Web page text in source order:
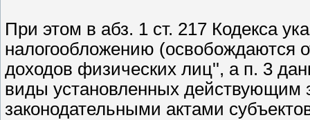
При этом в абз. 1 ст. 217 Кодекса
налогообложению (освобождаются
доходов физических лиц'', а п. 3
виды установленных действующим
законодательными актами